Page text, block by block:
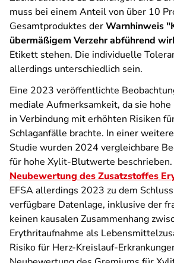
muss bei einem Anteil von über 10
Gesamtproduktes derWarnhinweis
übermäßigem Verzehr abführend
Etikett stehen. Die individuelle
allerdings unterschiedlich sein.
Eine 2023 veröffentlichte
mediale Aufmerksamkeit, da sie
in Verbindung mit erhöhten Risiken
Schlaganfälle brachte. In einer
Studie wurden 2024 vergleichbare
für hohe Xylit-Blutwerte beschrieben.
Neubewertung des Zusatzstoffes
EFSA allerdings 2023 zu dem
verfügbare Datenlage, inklusive der
keinen kausalen Zusammenhang
Erythritaufnahme als
Risiko für Herz-Kreislauf-